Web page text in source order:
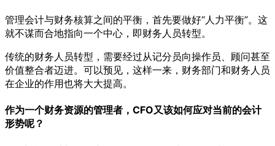
管理会计与财务核算之间的平衡，首先要做好“人力平衡”。这
就不谋而合地指向一个中心，即财务人员转型。
传统的财务人员转型，需要经过从记分员向操作员、顾问甚至
价值整合者迈进。可以预见，这样一来，财务部门和财务人员
在企业的作用也将大大提高。
作为一个财务资源的管理者，CFO又该如何应对当前的会计
形势呢？